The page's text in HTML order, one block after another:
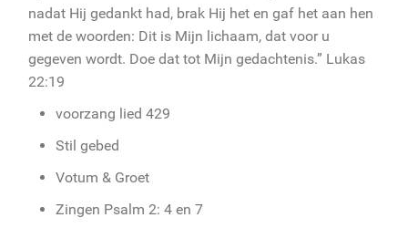
nadat Hij gedankt had, brak Hij het en gaf het aan hen
met de woorden: Dit is Mijn lichaam, dat voor u
gegeven wordt. Doe dat tot Mijn gedachtenis.” Lukas
22:19
voorzang lied 429
Stil gebed
Votum & Groet
Zingen Psalm 2: 4 en 7